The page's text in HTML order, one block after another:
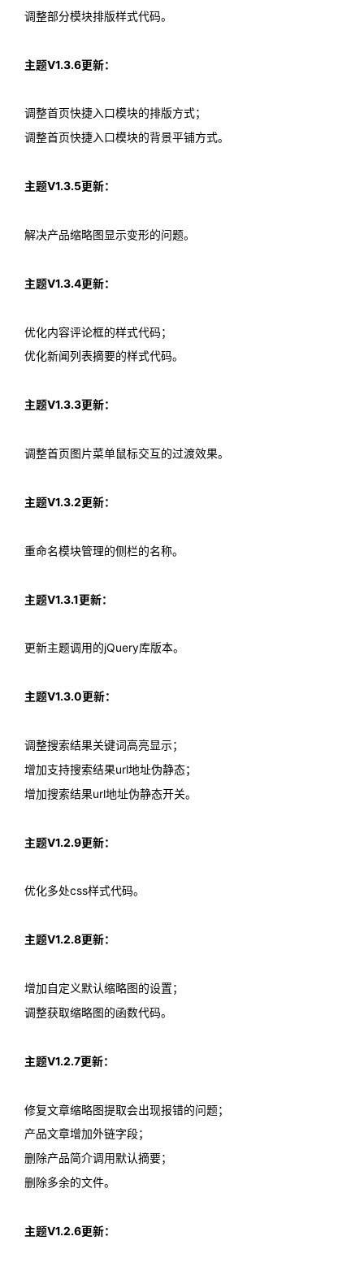
调整部分模块排版样式代码。
主题V1.3.6更新：
调整首页快捷入口模块的排版方式；
调整首页快捷入口模块的背景平铺方式。
主题V1.3.5更新：
解决产品缩略图显示变形的问题。
主题V1.3.4更新：
优化内容评论框的样式代码；
优化新闻列表摘要的样式代码。
主题V1.3.3更新：
调整首页图片菜单鼠标交互的过渡效果。
主题V1.3.2更新：
重命名模块管理的侧栏的名称。
主题V1.3.1更新：
更新主题调用的jQuery库版本。
主题V1.3.0更新：
调整搜索结果关键词高亮显示；
增加支持搜索结果url地址伪静态；
增加搜索结果url地址伪静态开关。
主题V1.2.9更新：
优化多处css样式代码。
主题V1.2.8更新：
增加自定义默认缩略图的设置；
调整获取缩略图的函数代码。
主题V1.2.7更新：
修复文章缩略图提取会出现报错的问题；
产品文章增加外链字段；
删除产品简介调用默认摘要；
删除多余的文件。
主题V1.2.6更新：